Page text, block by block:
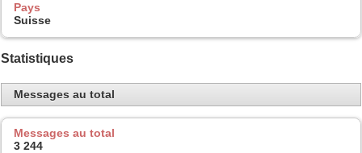
Pays
Suisse
Statistiques
Messages au total
Messages au total
3 244